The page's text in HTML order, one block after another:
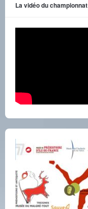
La vidéo du championnat